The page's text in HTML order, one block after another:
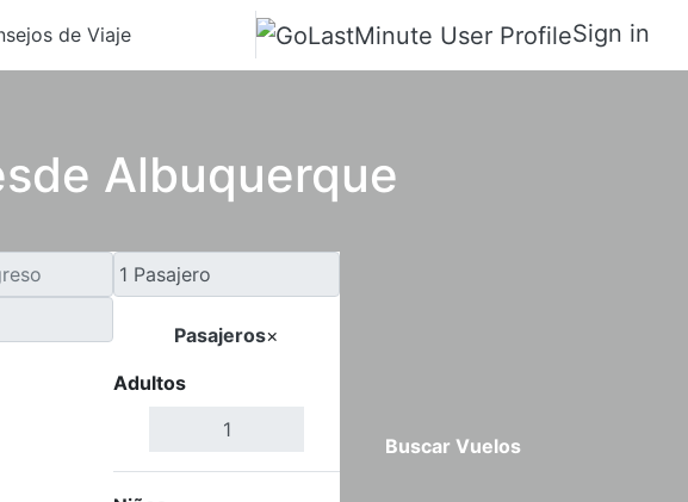
de Viaje Sign in
Albuquerque
Pasajeros×
Adultos
Buscar Vuelos